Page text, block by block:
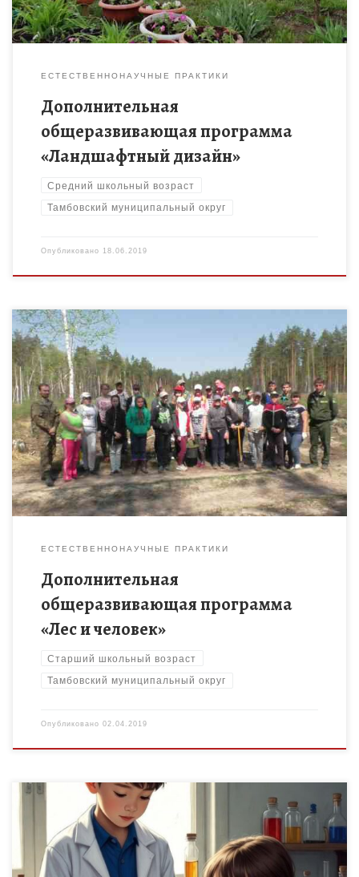
ЕСТЕСТВЕННОНАУЧНЫЕ ПРАКТИКИ
Дополнительная
общеразвивающая программа
«Ландшафтный дизайн»
Средний школьный возраст
Тамбовский муниципальный округ
Опубликовано 18.06.2019
Формирование у детей среднего школьного возраста
компетенций по изучению лесных экосистем и влиянию на них
хозяйственной деятельности человека
ЕСТЕСТВЕННОНАУЧНЫЕ ПРАКТИКИ
Дополнительная
общеразвивающая программа
«Лес и человек»
Старший школьный возраст
Тамбовский муниципальный округ
Опубликовано 02.04.2019